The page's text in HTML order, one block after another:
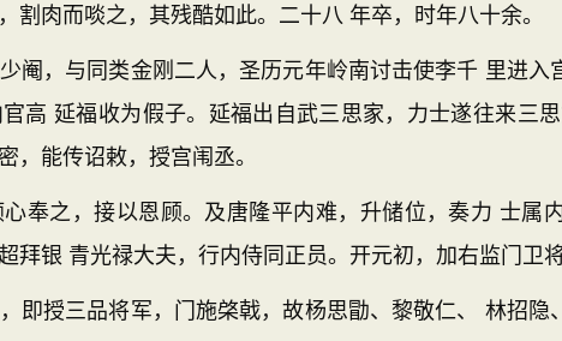
割肉而啖之，其残酷如此。二十八 年卒，时年八十余。
，与同类金刚二人，圣历元年岭南讨击使李千 里进入
高 延福收为假子。延福出自武三思家，力士遂往来三
，能传诏敕，授宫闱丞。
之，接以恩顾。及唐隆平内难，升储位，奏力 士属
拜银 青光禄大夫，行内侍同正员。开元初，加右监门卫
授三品将军，门施棨戟，故杨思勖、黎敬仁、 林招隐